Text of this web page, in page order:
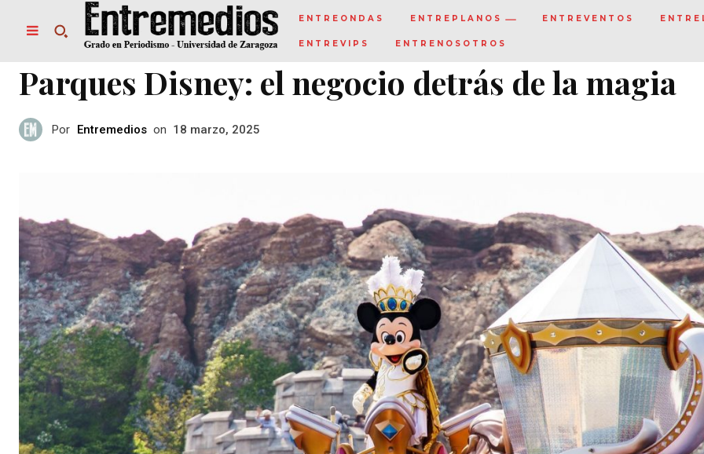
ENTREONDAS ENTREPLANOS ENTREVENTOS
ENTREVIPS ENTRENOSOTROS
Parques Disney: el negocio detrás de la magia
Por Entremedios on 18 marzo, 2025